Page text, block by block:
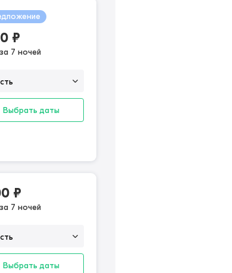
₽
7 ночей
Выбрать даты
₽
7 ночей
Выбрать даты